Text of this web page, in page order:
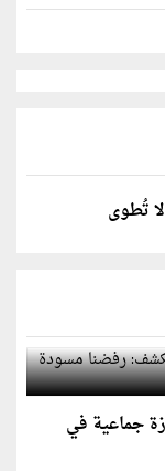
تُطوى
يكشف: رفضنا
جماعية في